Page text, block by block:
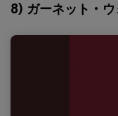
8) ガーネット・